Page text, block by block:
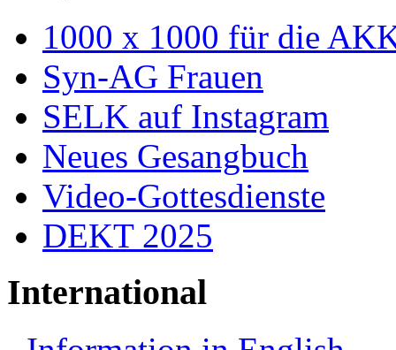
1000 x 1000 für die
Syn-AG Frauen
SELK auf Instagram
Neues Gesangbuch
Video-Gottesdienste
DEKT 2025
International